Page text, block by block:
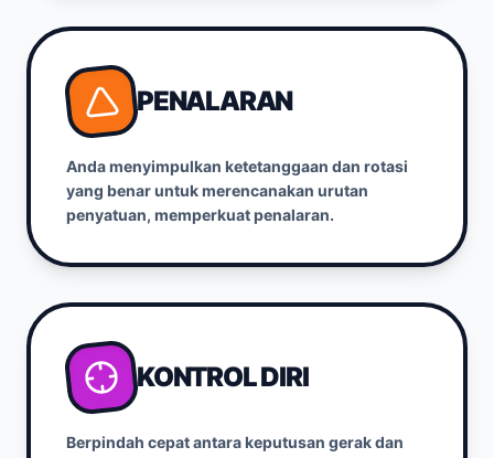
PENALARAN
Anda menyimpulkan ketetanggaan dan rotasi
yang benar untuk merencanakan urutan
penyatuan, memperkuat penalaran.
KONTROL DIRI
Berpindah cepat antara keputusan gerak dan